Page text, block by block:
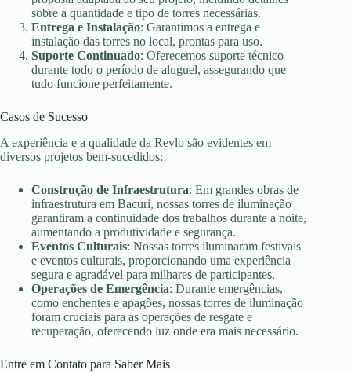
sobre a quantidade e tipo de torres necessárias.
Entrega e Instalação: Garantimos a entrega e
instalação das torres no local, prontas para uso.
Suporte Continuado: Oferecemos suporte técnico
durante todo o período de aluguel, assegurando que
tudo funcione perfeitamente.
Casos de Sucesso
A experiência e a qualidade da Revlo são evidentes em
diversos projetos bem-sucedidos:
Construção de Infraestrutura: Em grandes obras de
infraestrutura em Bacuri, nossas torres de iluminação
garantiram a continuidade dos trabalhos durante a noite,
aumentando a produtividade e segurança.
Eventos Culturais: Nossas torres iluminaram festivais
e eventos culturais, proporcionando uma experiência
segura e agradável para milhares de participantes.
Operações de Emergência: Durante emergências,
como enchentes e apagões, nossas torres de iluminação
foram cruciais para as operações de resgate e
recuperação, oferecendo luz onde era mais necessário.
Entre em Contato para Saber Mais